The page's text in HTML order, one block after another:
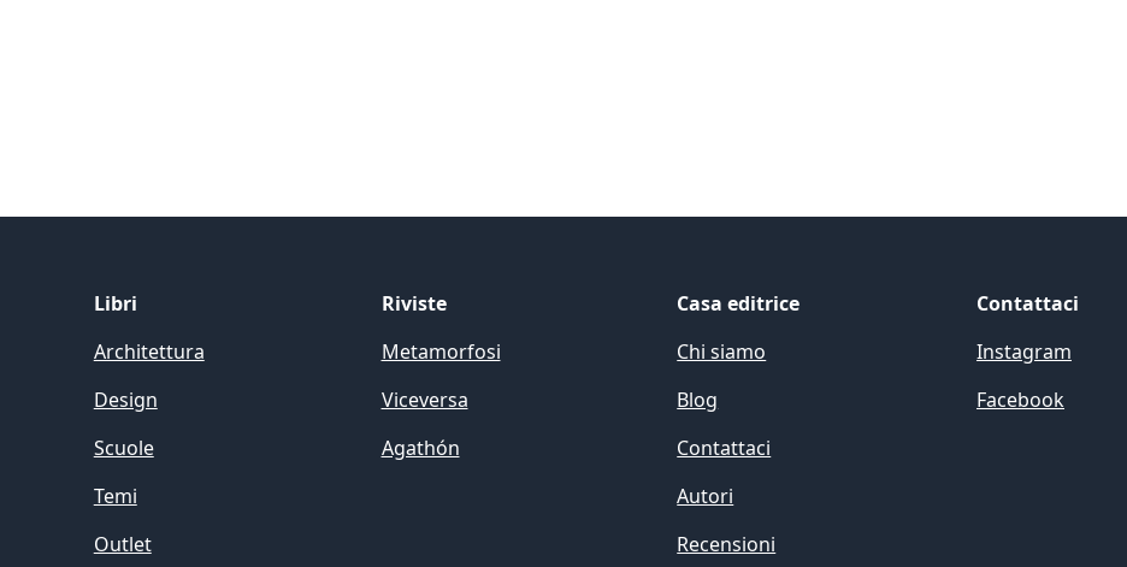
Libri
Architettura
Design
Scuole
Temi
Outlet
Riviste
Metamorfosi
Viceversa
Agathón
Casa editrice
Chi siamo
Blog
Contattaci
Autori
Recensioni
Contattaci
Instagram
Facebook